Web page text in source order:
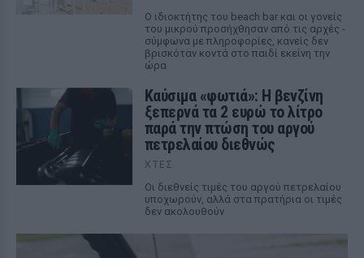
Ο ιδιοκτήτης του beach bar και οι γονείς
του μικρού προσήχθησαν από τις αρχές -
σύμφωνα με πληροφορίες, κανείς δεν
βρισκόταν κοντά στο παιδί εκείνη την
ώρα
Καύσιμα «φωτιά»: Η βενζίνη
ξεπερνά τα 2 ευρώ το λίτρο
παρά την πτώση του αργού
πετρελαίου διεθνώς
ΧΤΕΣ
Οι διεθνείς τιμές του αργού πετρελαίου
υποχωρούν, αλλά στα πρατήρια οι τιμές
δεν ακολουθούν